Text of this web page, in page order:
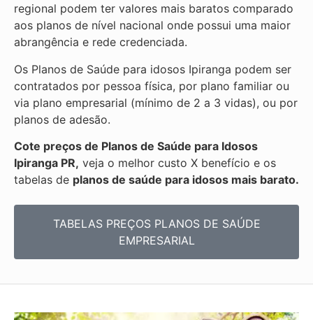
regional podem ter valores mais baratos comparado
aos planos de nível nacional onde possui uma maior
abrangência e rede credenciada.
Os Planos de Saúde para idosos Ipiranga podem ser
contratados por pessoa física, por plano familiar ou
via plano empresarial (mínimo de 2 a 3 vidas), ou por
planos de adesão.
Cote preços de Planos de Saúde para Idosos
Ipiranga PR, veja o melhor custo X benefício e os
tabelas de planos de saúde para idosos mais barato.
TABELAS PREÇOS PLANOS DE SAÚDE
EMPRESARIAL